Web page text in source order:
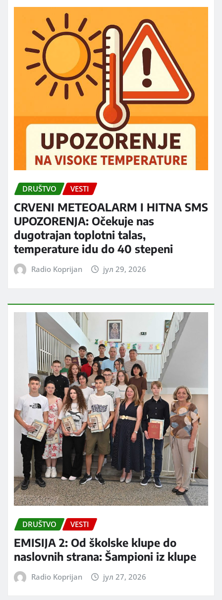
DRUŠTVO VESTI
CRVENI METEOALARM I HITNA SMS
UPOZORENJA: Očekuje nas
dugotrajan toplotni talas,
temperature idu do 40 stepeni
Radio Koprijan јул 29, 2026
DRUŠTVO VESTI
EMISIJA 2: Od školske klupe do
naslovnih strana: Šampioni iz klupe
Radio Koprijan јул 27, 2026